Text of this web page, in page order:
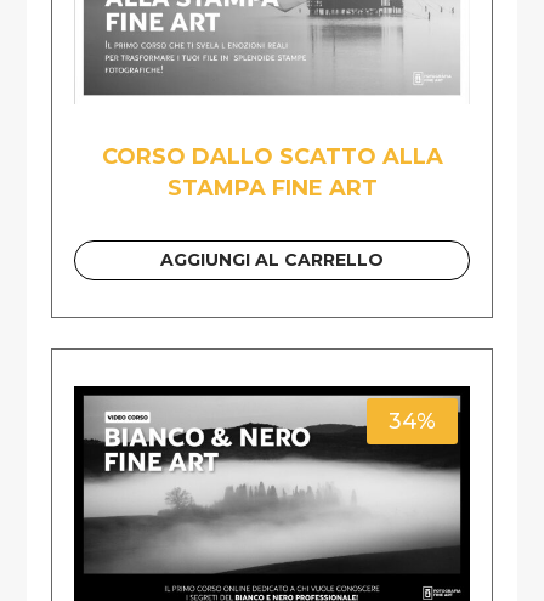
CORSO DALLO SCATTO ALLA
STAMPA FINE ART
AGGIUNGI AL CARRELLO
34%